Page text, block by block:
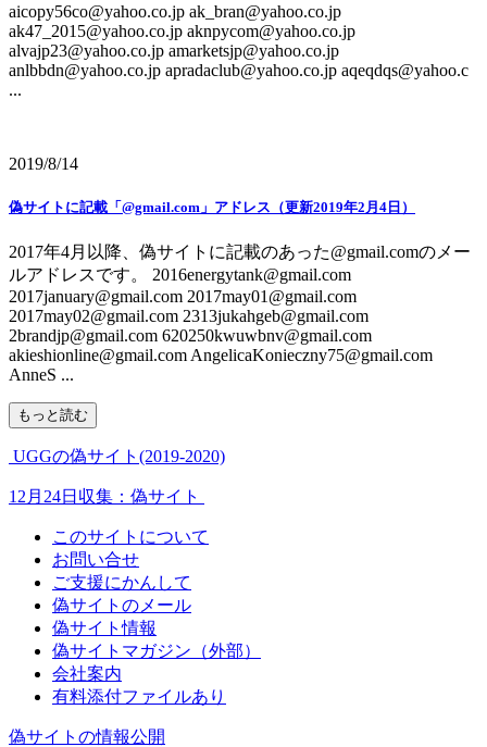
aicopy56co@yahoo.co.jp ak_bran@yahoo.co.jp
ak47_2015@yahoo.co.jp aknpycom@yahoo.co.jp
alvajp23@yahoo.co.jp amarketsjp@yahoo.co.jp
anlbbdn@yahoo.co.jp apradaclub@yahoo.co.jp aqeqdqs@yahoo.c
...
2019/8/14
偽サイトに記載「@gmail.com」アドレス（更新2019年2月4日）
2017年4月以降、偽サイトに記載のあった@gmail.comのメー
ルアドレスです。 2016energytank@gmail.com
2017january@gmail.com 2017may01@gmail.com
2017may02@gmail.com 2313jukahgeb@gmail.com
2brandjp@gmail.com 620250kwuwbnv@gmail.com
akieshionline@gmail.com AngelicaKonieczny75@gmail.com
AnneS ...
もっと読む
UGGの偽サイト(2019-2020)
12月24日収集：偽サイト
このサイトについて
お問い合せ
ご支援にかんして
偽サイトのメール
偽サイト情報
偽サイトマガジン（外部）
会社案内
有料添付ファイルあり
偽サイトの情報公開